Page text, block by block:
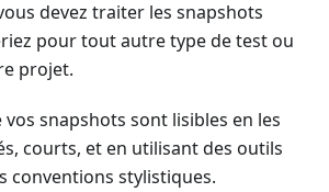
devez traiter les snapshots
pour tout autre type de test ou
projet.
vos snapshots sont lisibles en les
courts, et en utilisant des outils
conventions stylistiques.